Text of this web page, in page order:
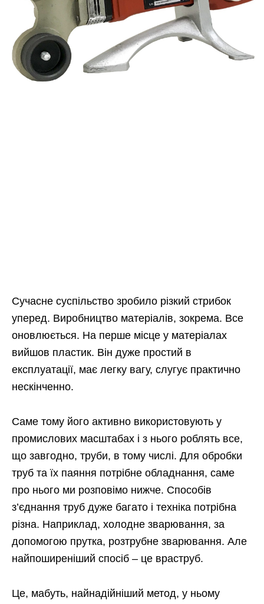
Сучасне суспільство зробило різкий стрибок
уперед. Виробництво матеріалів, зокрема. Все
оновлюється. На перше місце у матеріалах
вийшов пластик. Він дуже простий в
експлуатації, має легку вагу, слугує практично
нескінченно.
Саме тому його активно використовують у
промислових масштабах і з нього роблять все,
що завгодно, труби, в тому числі. Для обробки
труб та їх паяння потрібне обладнання, саме
про нього ми розповімо нижче. Способів
з’єднання труб дуже багато і техніка потрібна
різна. Наприклад, холодне зварювання, за
допомогою прутка, розтрубне зварювання. Але
найпоширеніший спосіб – це враструб.
Це, мабуть, найнадійніший метод, у ньому